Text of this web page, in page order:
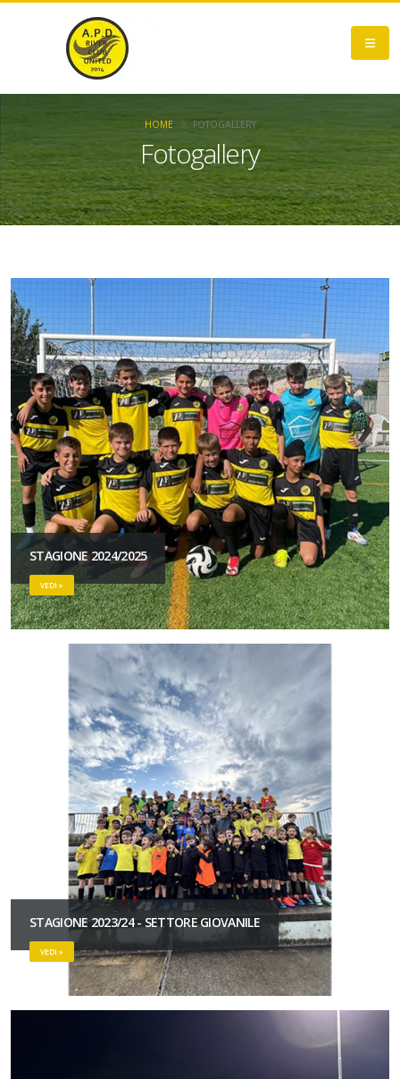
Fotogallery
HOME FOTOGALLERY
STAGIONE 2024/2025
VEDI »
STAGIONE 2023/24 - SETTORE GIOVANILE
VEDI »